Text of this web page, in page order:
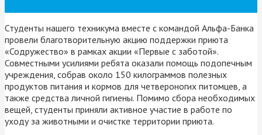
Студенты нашего техникума вместе с командой Альфа-Банка
провели благотворительную акцию поддержки приюта
«Содружество» в рамках акции «Первые с заботой».
Совместными усилиями ребята оказали помощь подопечным
учреждения, собрав около 150 килограммов полезных
продуктов питания и кормов для четвероногих питомцев, а
также средства личной гигиены. Помимо сбора необходимых
вещей, студенты приняли активное участие в работе по
уходу за животными и очистке территории приюта.